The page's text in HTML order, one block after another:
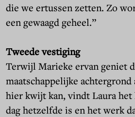
die we ertussen zetten. Zo
een gewaagd geheel.”
Tweede vestiging
Terwijl Marieke ervan geniet
maatschappelijke
hier kwijt kan, vindt Laura het
dag hetzelfde is en het werk